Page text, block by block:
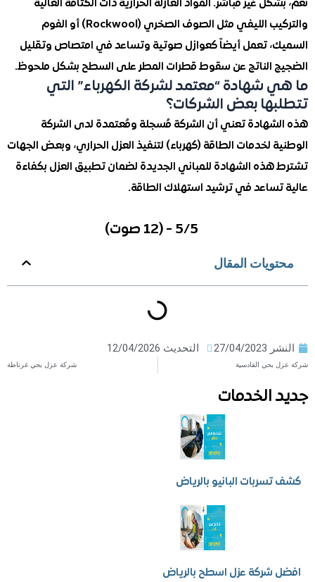
غير مباشر. المواد العازلة الحرارية ذات الكثافة العالية
والتركيب الليفي مثل الصوف الصخري (Rockwool) أو الفوم
تعمل أيضاً كعوازل صوتية وتساعد في امتصاص وتقليل
الناتج عن سقوط قطرات المطر على السطح بشكل ملحوظ.
شهادة “معتمد لشركة الكهرباء” التي
بعض الشركات؟
تعني أن الشركة مُسجلة ومُعتمدة لدى الشركة
لخدمات الطاقة (كهرباء) لتنفيذ العزل الحراري، وبعض الجهات
الشهادة للمباني الجديدة لضمان تطبيق العزل بكفاءة
في ترشيد استهلاك الطاقة.
المقال
27/04/2023 التحديث 12/04/2026
القادسية شركة عزل بحي غرناطة
الخدمات
البانيو بالرياض
شركة عزل اسطح بالرياض